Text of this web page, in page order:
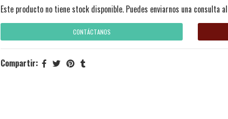
Este producto no tiene stock disponible. Puedes enviarnos una consulta
CONTÁCTANOS
Compartir: